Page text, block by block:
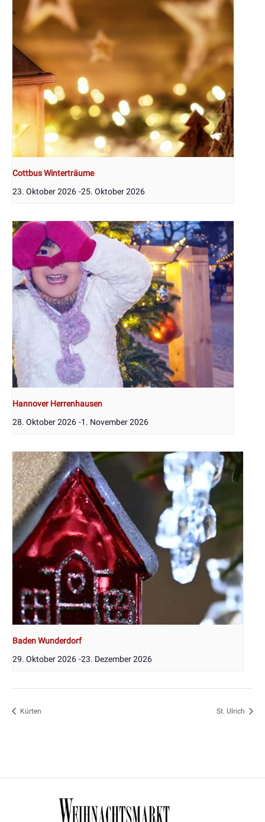
Cottbus Winterträume
23. Oktober 2026 -25. Oktober 2026
Hannover Herrenhausen
28. Oktober 2026 -1. November 2026
Baden Wunderdorf
29. Oktober 2026 -23. Dezember 2026
Kürten St. Ulrich